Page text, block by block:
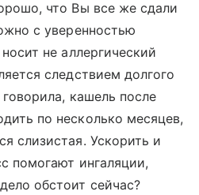
что Вы все же сдали
с уверенностью
не аллергический
следствием долгого
кашель после
по несколько месяцев,
слизистая. Ускорить и
помогают ингаляции,
обстоит сейчас?